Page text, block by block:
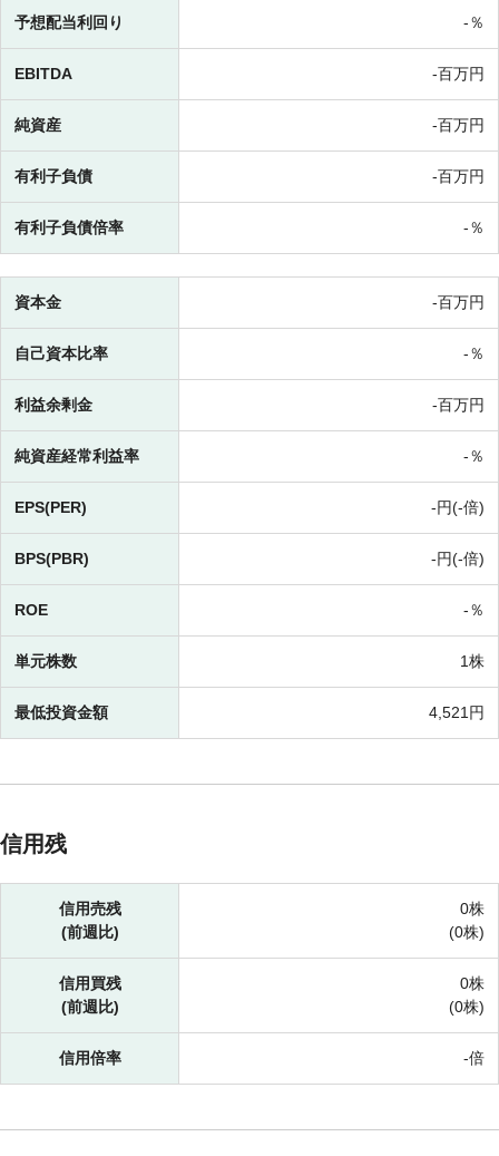
予想配当利回り -％
EBITDA -百万円
純資産 -百万円
有利子負債 -百万円
有利子負債倍率 -％
資本金 -百万円
自己資本比率 -％
利益余剰金 -百万円
純資産経常利益率 -％
EPS(PER) -円(-倍)
BPS(PBR) -円(-倍)
ROE -％
単元株数 1株
最低投資金額 4,521円
信用残
信用売残
(前週比)
0株
(0株)
信用買残
(前週比)
0株
(0株)
信用倍率 -倍